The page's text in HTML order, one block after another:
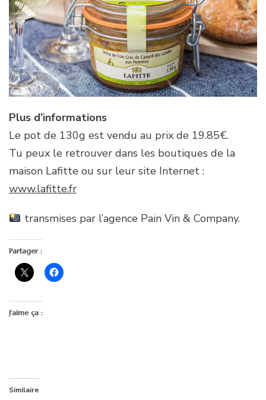
Plus d’informations
Le pot de 130g est vendu au prix de 19.85€.
Tu peux le retrouver dans les boutiques de la
maison Lafitte ou sur leur site Internet :
www.lafitte.fr
transmises par l’agence Pain Vin & Company.
Partager :
J’aime ça :
Similaire